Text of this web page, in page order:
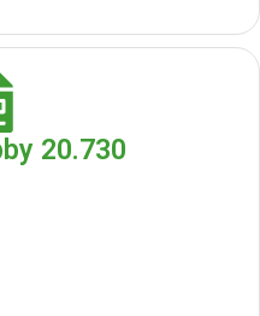
20.730